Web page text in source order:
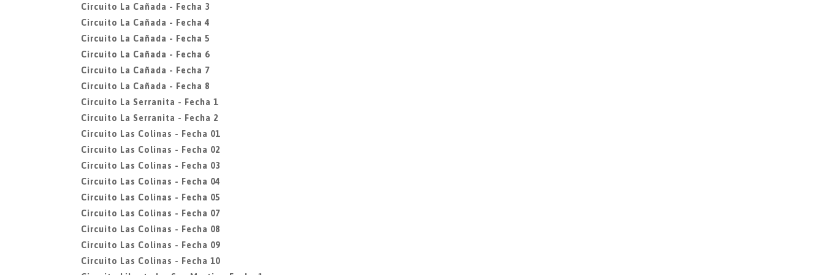
Circuito La Cañada - Fecha 3
Circuito La Cañada - Fecha 4
Circuito La Cañada - Fecha 5
Circuito La Cañada - Fecha 6
Circuito La Cañada - Fecha 7
Circuito La Cañada - Fecha 8
Circuito La Serranita - Fecha 1
Circuito La Serranita - Fecha 2
Circuito Las Colinas - Fecha 01
Circuito Las Colinas - Fecha 02
Circuito Las Colinas - Fecha 03
Circuito Las Colinas - Fecha 04
Circuito Las Colinas - Fecha 05
Circuito Las Colinas - Fecha 07
Circuito Las Colinas - Fecha 08
Circuito Las Colinas - Fecha 09
Circuito Las Colinas - Fecha 10